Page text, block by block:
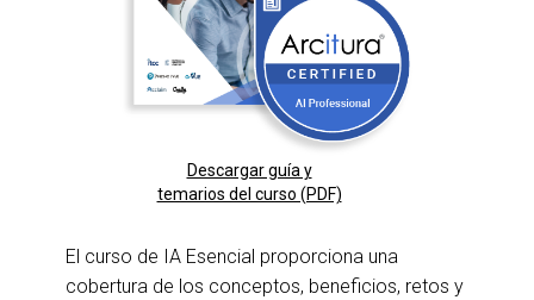
Descargar guía y
temarios del curso (PDF)
El curso de IA Esencial proporciona una
cobertura de los conceptos, beneficios, retos y